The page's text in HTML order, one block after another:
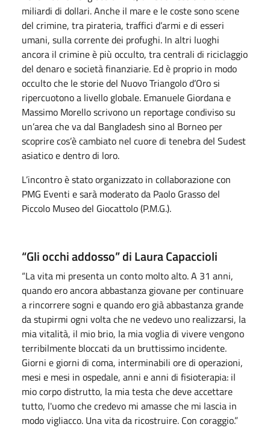
miliardi di dollari. Anche il mare e le coste sono scene
del crimine, tra pirateria, traffici d’armi e di esseri
umani, sulla corrente dei profughi. In altri luoghi
ancora il crimine è più occulto, tra centrali di riciclaggio
del denaro e società finanziarie. Ed è proprio in modo
occulto che le storie del Nuovo Triangolo d’Oro si
ripercuotono a livello globale. Emanuele Giordana e
Massimo Morello scrivono un reportage condiviso su
un’area che va dal Bangladesh sino al Borneo per
scoprire cos’è cambiato nel cuore di tenebra del Sudest
asiatico e dentro di loro.
L’incontro è stato organizzato in collaborazione con
PMG Eventi e sarà moderato da Paolo Grasso del
Piccolo Museo del Giocattolo (P.M.G.).
“Gli occhi addosso” di Laura Capaccioli
“La vita mi presenta un conto molto alto. A 31 anni,
quando ero ancora abbastanza giovane per continuare
a rincorrere sogni e quando ero già abbastanza grande
da stupirmi ogni volta che ne vedevo uno realizzarsi, la
mia vitalità, il mio brio, la mia voglia di vivere vengono
terribilmente bloccati da un bruttissimo incidente.
Giorni e giorni di coma, interminabili ore di operazioni,
mesi e mesi in ospedale, anni e anni di fisioterapia: il
mio corpo distrutto, la mia testa che deve accettare
tutto, l'uomo che credevo mi amasse che mi lascia in
modo vigliacco. Una vita da ricostruire. Con coraggio.”